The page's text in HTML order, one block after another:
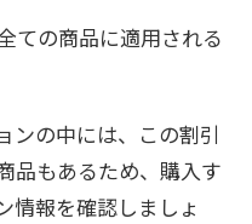
ての商品に適用される
ンの中には、この割引
品もあるため、購入す
情報を確認しましょ